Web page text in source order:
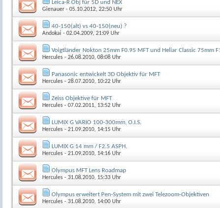
Leica-R Obj für 5D und NEX
Gienauer - 05.10.2012, 22:50 Uhr
40-150(alt) vs 40-150(neu) ?
Andokai - 02.04.2009, 21:09 Uhr
Voigtländer Nokton 25mm F0.95 MFT und Heliar Classic 75mm
Hercules - 26.08.2010, 08:08 Uhr
Panasonic entwickelt 3D Objektiv für MFT
Hercules - 28.07.2010, 10:22 Uhr
Zeiss Objektive für MFT
Hercules - 07.02.2011, 13:52 Uhr
LUMIX G VARIO 100-300mm, O.I.S.
Hercules - 21.09.2010, 14:15 Uhr
LUMIX G 14 mm / F2.5 ASPH.
Hercules - 21.09.2010, 14:16 Uhr
Olympus MFT Lens Roadmap
Hercules - 31.08.2010, 15:33 Uhr
Olympus erweitert Pen-System mit zwei Telezoom-Objektiven
Hercules - 31.08.2010, 14:00 Uhr